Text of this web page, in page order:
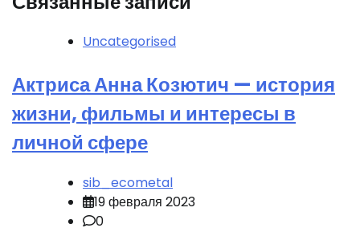
Uncategorised
Актриса Анна Козютич — история
жизни, фильмы и интересы в
личной сфере
sib_ecometal
19 февраля 2023
0